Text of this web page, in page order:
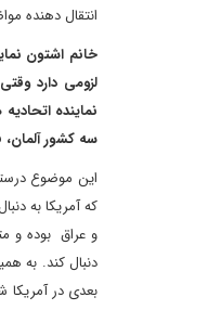
انتقال دهنده
خانم اشتون
لزومی دارد
نماینده
سه کشور آلمان،
این موضوع
که آمریکا به
و عراق بوده و
دنبال کند. به
بعدی در آمریکا